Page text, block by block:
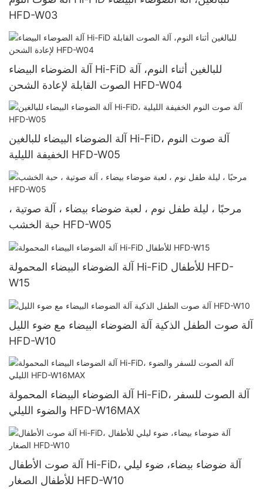
HFD-W03
آلة الضوضاء البيضاء Hi-FiD للبالغين أثناء النوم، آلة
الصوت القابلة لإعادة الشحن HFD-W04
آلة الضوضاء البيضاء للبالغين Hi-FiD، آلة صوت النوم
الخفيفة الليلية HFD-W05
مرحبًا ، ليلة طفل نوم ، لعبة ضوضاء بيضاء ، آلة صوتية ،
حبة الخشب HFD-W05
آلة الضوضاء البيضاء المحمولة Hi-FiD للأطفال HFD-
W15
آلة صوت الطفل الذكية آلة الضوضاء البيضاء مع ضوء الليل
HFD-W10
آلة الضوضاء البيضاء المحمولة Hi-FiD، آلة الصوت للسفر
والضوء الليلي HFD-W16MAX
آلة صوت الأطفال Hi-FiD، آلة ضوضاء بيضاء، ضوء ليلي
للأطفال الصغار HFD-W10